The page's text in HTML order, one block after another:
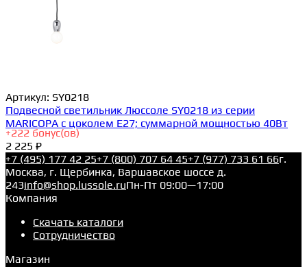
Артикул: SY0218
Подвесной светильник Люссоле SY0218 из серии
MARICOPA с цоколем E27; суммарной мощностью 40Вт
+222 бонус(ов)
2 225 ₽
+7 (495) 177 42 25+7 (800) 707 64 45+7 (977) 733 61 66г.
Москва, г. Щербинка, Варшавское шоссе д.
243info@shop.lussole.ruПн-Пт 09:00—17:00
Компания
Скачать каталоги
Сотрудничество
Магазин